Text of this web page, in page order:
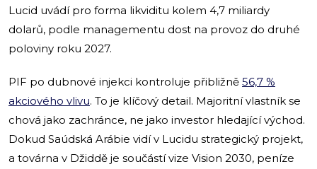
Lucid uvádí pro forma likviditu kolem 4,7 miliardy
dolarů, podle managementu dost na provoz do druhé
poloviny roku 2027.
PIF po dubnové injekci kontroluje přibližně 56,7 %
akciového vlivu. To je klíčový detail. Majoritní vlastník se
chová jako zachránce, ne jako investor hledající východ.
Dokud Saúdská Arábie vidí v Lucidu strategický projekt,
a továrna v Džiddě je součástí vize Vision 2030, peníze